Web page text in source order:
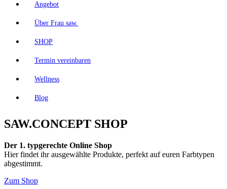
Angebot
Über Frau saw.
SHOP
Termin vereinbaren
Wellness
Blog
SAW.CONCEPT SHOP
Der 1. typgerechte Online Shop
Hier findet ihr ausgewählte Produkte, perfekt auf euren Farbtypen
abgestimmt.
Zum Shop